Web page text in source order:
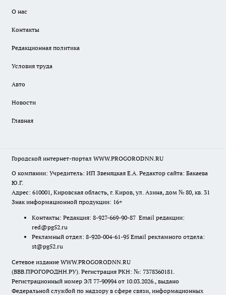
О нас
Контакты
Редакционная политика
Условия труда
Авто
Новости
Главная
Городской интернет-портал WWW.PROGORODNN.RU
О компании: Учредитель: ИП Звеняцкая Е.А. Редактор сайта: Бакаева
Ю.Г.
Адрес: 610001, Кировская область, г. Киров, ул. Азина, дом № 80, кв. 31
Знак информационной продукции: 16+
Контакты: Редакция: 8-927-669-90-87 Email редакции:
red@pg52.ru
Рекламный отдел: 8-920-004-61-95 Email рекламного отдела:
st@pg52.ru
Сетевое издание WWW.PROGORODNN.RU
(ВВВ.ПРОГОРОДНН.РУ). Регистрация РКН: №: 7378360181.
Регистрационный номер ЭЛ 77-90994 от 10.03.2026., выдано
Федеральной службой по надзору в сфере связи, информационных